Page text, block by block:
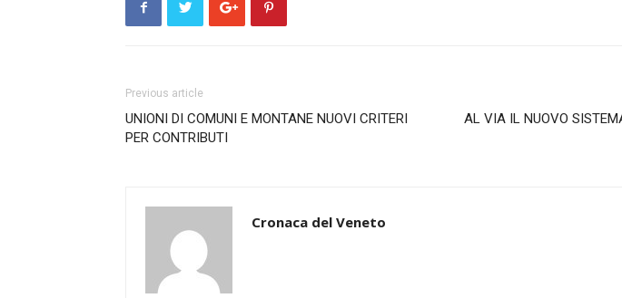
Previous article
UNIONI DI COMUNI E MONTANE NUOVI CRITERI
PER CONTRIBUTI
AL VIA IL NUOVO
Cronaca del Veneto